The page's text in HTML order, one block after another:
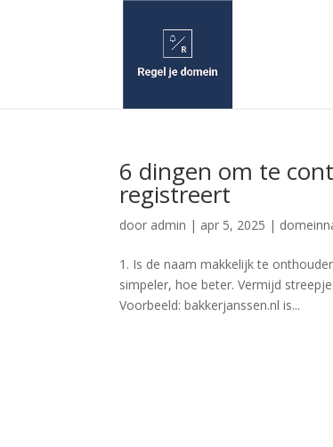
6 dingen om te
registreert
door admin | apr 5, 2025 |
1. Is de naam makkelijk te
simpeler, hoe beter. Vermijd
Voorbeeld: bakkerjanssen.nl is...